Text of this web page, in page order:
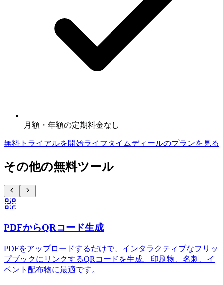
月額・年額の定期料金なし
無料トライアルを開始ライフタイムディールのプランを見る
その他の無料ツール
PDFからQRコード生成
PDFをアップロードするだけで、インタラクティブなフリッ
プブックにリンクするQRコードを生成。印刷物、名刺、イ
ベント配布物に最適です。